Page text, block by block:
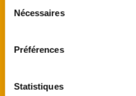
Nécessaires
Préférences
Statistiques